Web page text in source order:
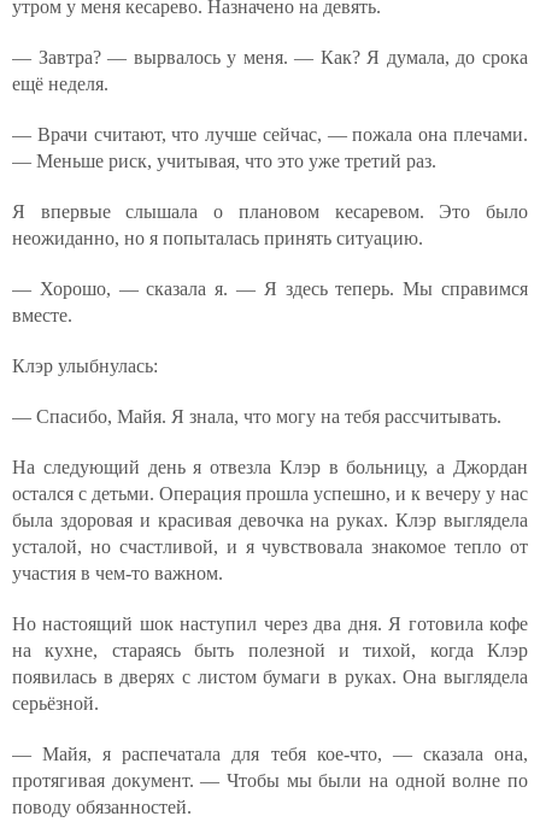
утром у меня кесарево. Назначено на девять.
— Завтра? — вырвалось у меня. — Как? Я думала, до срока
ещё неделя.
— Врачи считают, что лучше сейчас, — пожала она плечами.
— Меньше риск, учитывая, что это уже третий раз.
Я впервые слышала о плановом кесаревом. Это было
неожиданно, но я попыталась принять ситуацию.
— Хорошо, — сказала я. — Я здесь теперь. Мы справимся
вместе.
Клэр улыбнулась:
— Спасибо, Майя. Я знала, что могу на тебя рассчитывать.
На следующий день я отвезла Клэр в больницу, а Джордан
остался с детьми. Операция прошла успешно, и к вечеру у нас
была здоровая и красивая девочка на руках. Клэр выглядела
усталой, но счастливой, и я чувствовала знакомое тепло от
участия в чем-то важном.
Но настоящий шок наступил через два дня. Я готовила кофе
на кухне, стараясь быть полезной и тихой, когда Клэр
появилась в дверях с листом бумаги в руках. Она выглядела
серьёзной.
— Майя, я распечатала для тебя кое-что, — сказала она,
протягивая документ. — Чтобы мы были на одной волне по
поводу обязанностей.